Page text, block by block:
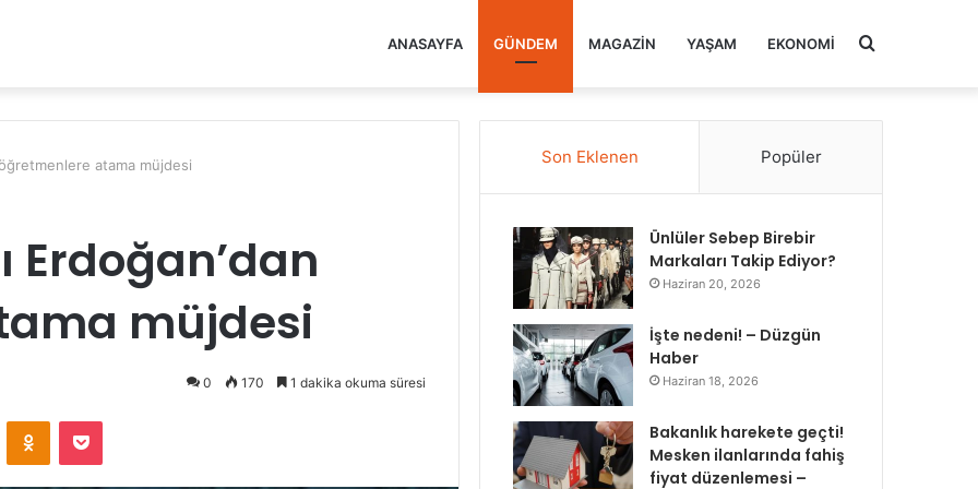
ANASAYFA GÜNDEM MAGAZIN YAŞAM EKONOMI Arama
atama müjdesi
müjdesi
0 170 1 dakika okuma süresi
Odnoklassniki
Pocket
Son Eklenen Popüler
Ünlüler Sebep Birebir
Markaları Takip Ediyor?
Haziran 20, 2026
İşte nedeni! – Düzgün
Haber
Haziran 18, 2026
Bakanlık harekete geçti!
Mesken ilanlarında fahiş
fiyat düzenlemesi –